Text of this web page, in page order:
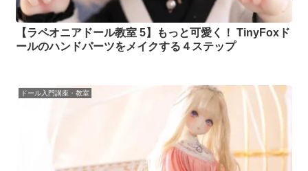
【ラペオニアドール教室 5】もっと可愛く！ TinyFoxド
ールのハンドパーツをメイクする４ステップ
ドール入門講座・教室